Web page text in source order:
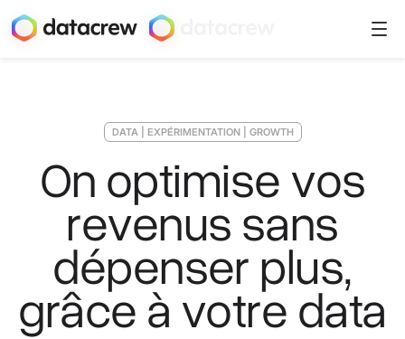
DATA | EXPÉRIMENTATION | GROWTH
On optimise vos
revenus sans
dépenser plus,
grâce à votre data